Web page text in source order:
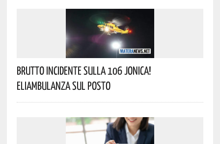
Brutto Incidente Sulla 106 Jonica!
Eliambulanza Sul Posto